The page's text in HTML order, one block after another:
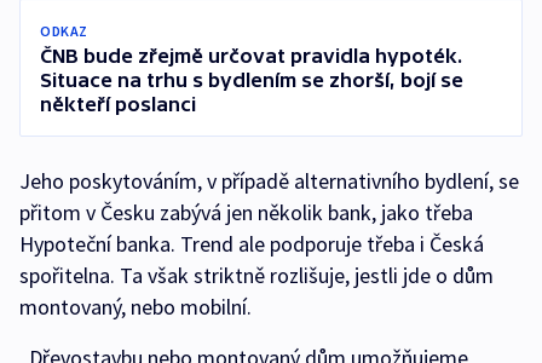
ODKAZ
ČNB bude zřejmě určovat pravidla hypoték.
Situace na trhu s bydlením se zhorší, bojí se
někteří poslanci
Jeho poskytováním, v případě alternativního bydlení, se
přitom v Česku zabývá jen několik bank, jako třeba
Hypoteční banka. Trend ale podporuje třeba i Česká
spořitelna. Ta však striktně rozlišuje, jestli jde o dům
montovaný, nebo mobilní.